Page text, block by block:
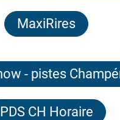
MaxiRires
- pistes
PDS CH Horaire